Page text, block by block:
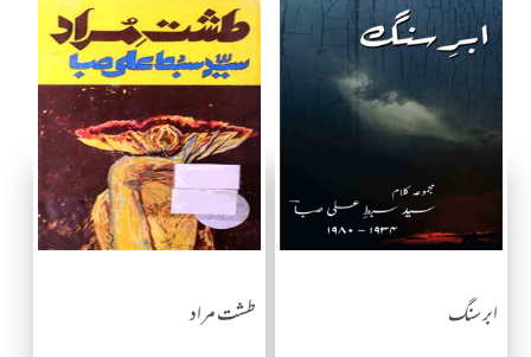
ابر سنگ طشت مراد